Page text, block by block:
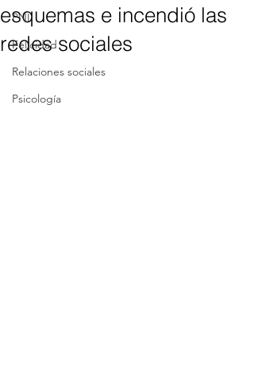
PNL
Felicidad
Relaciones sociales
Psicología
esquemas e incendió las
redes sociales